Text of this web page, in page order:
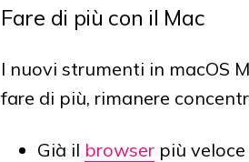
Fare di più con il Mac
I nuovi strumenti in macOS
fare di più, rimanere
Già il browser più